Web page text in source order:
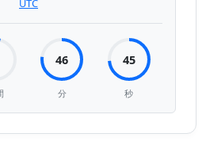
UTC
46
分
45
秒